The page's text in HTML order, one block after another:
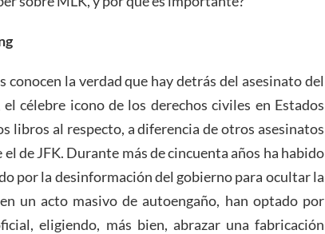
conocen la verdad que hay detrás del asesinato del
célebre icono de los derechos civiles en Estados
libros al respecto, a diferencia de otros asesinatos
de JFK. Durante más de cincuenta años ha habido
por la desinformación del gobierno para ocultar la
un acto masivo de autoengaño, han optado por
eligiendo, más bien, abrazar una fabricación